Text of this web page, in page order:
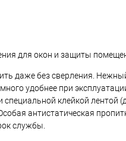
для окон и защиты
даже без сверления.
удобнее при
клейкой лентой
антистатическая
службы.